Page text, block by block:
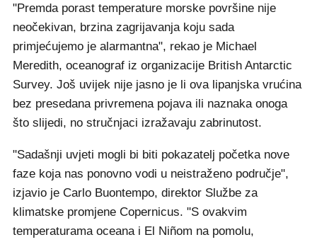
"Premda porast temperature morske površine nije
neočekivan, brzina zagrijavanja koju sada
primjećujemo je alarmantna", rekao je Michael
Meredith, oceanograf iz organizacije British Antarctic
Survey. Još uvijek nije jasno je li ova lipanjska vrućina
bez presedana privremena pojava ili naznaka onoga
što slijedi, no stručnjaci izražavaju zabrinutost.
"Sadašnji uvjeti mogli bi biti pokazatelj početka nove
faze koja nas ponovno vodi u neistraženo područje",
izjavio je Carlo Buontempo, direktor Službe za
klimatske promjene Copernicus. "S ovakvim
temperaturama oceana i El Niñom na pomolu,